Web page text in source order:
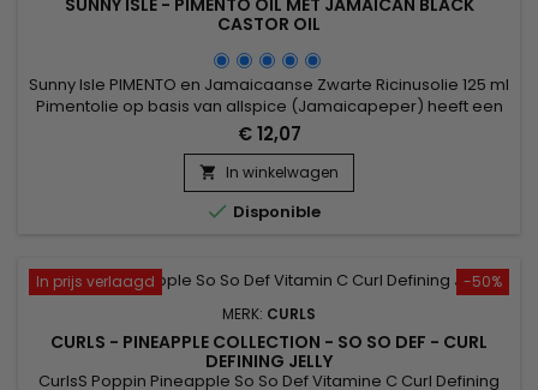
SUNNY ISLE - PIMENTO OIL MET JAMAICAN BLACK
CASTOR OIL
Sunny Isle PIMENTO en Jamaicaanse Zwarte Ricinusolie 125 ml
Pimentolie op basis van allspice (Jamaicapeper) heeft een
antioxiderende werking: ze stopt haaruitval, stimuleert de
bloedsomloop en de groei van cellen, en regenereert
nieuwe cellen.&nbsp; Pimentolie, die verwant is aan de
Jamaicaanse zwarte ricinusolie, stopt haaruitval en
afbreken,...
€ 12,07
 In winkelwagen
 Disponible
-50%
In prijs verlaagd
MERK: CURLS
CURLS - PINEAPPLE COLLECTION - SO SO DEF - CURL
DEFINING JELLY
CurlsS Poppin Pineapple So So Def Vitamine C Curl Defining